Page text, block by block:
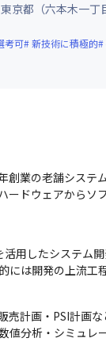
東京都（六本木一丁
考可 新技術に積極的
業の老舗システ
ドウェアからソ
用したシステム
には開発の上流工
計画・PSI計画な
値分析・シミュ